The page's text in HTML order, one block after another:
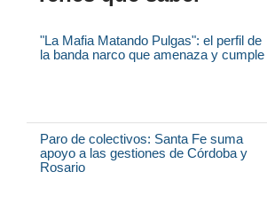
"La Mafia Matando Pulgas": el perfil de
la banda narco que amenaza y cumple
Paro de colectivos: Santa Fe suma
apoyo a las gestiones de Córdoba y
Rosario